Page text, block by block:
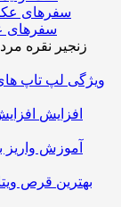
سفرهای
زنجیر نقره
افزایش
آموزش واریز